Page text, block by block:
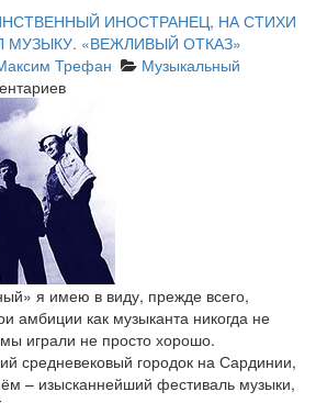
ИНОСТРАНЕЦ, НА СТИХИ
МУЗЫКУ. «ВЕЖЛИВЫЙ ОТКАЗ»
Трефан
Музыкальный
я имею в виду, прежде всего,
амбиции как музыканта никогда не
играли не просто хорошо.
средневековый городок на Сардинии,
– изысканнейший фестиваль музыки,